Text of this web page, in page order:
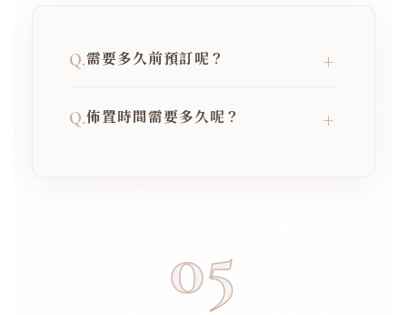
Q.需要多久前預訂呢？ +
非常搶手，建議您盡早確認並提早預訂
Q.佈置時間需要多久呢？ +
05